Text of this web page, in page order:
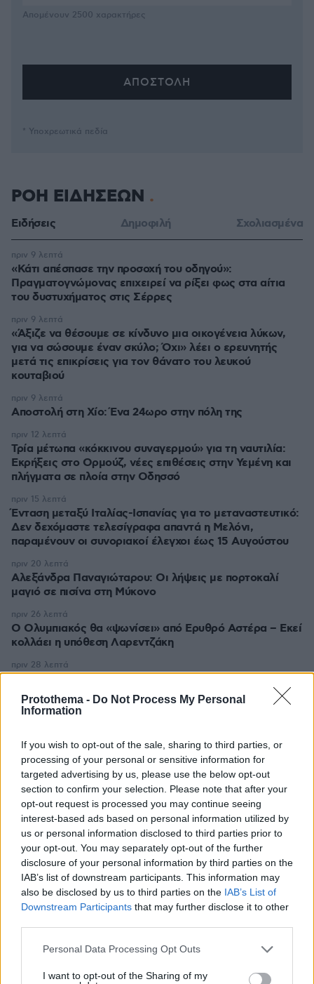
Protothema - Do Not Process My Personal
Information
If you wish to opt-out of the sale, sharing to third parties, or
processing of your personal or sensitive information for
targeted advertising by us, please use the below opt-out
section to confirm your selection. Please note that after your
opt-out request is processed you may continue seeing
interest-based ads based on personal information utilized by
us or personal information disclosed to third parties prior to
your opt-out. You may separately opt-out of the further
disclosure of your personal information by third parties on the
IAB’s list of downstream participants. This information may
also be disclosed by us to third parties on the IAB’s List of
Downstream Participants that may further disclose it to other
Please note that this website/app uses one or more Google
not limited to your visit or usage behaviour. You may click to
Personal Data Processing Opt Outs
I want to opt-out of the Sharing of my
Απομένουν 2500 χαρακτήρες
* Υποχρεωτικά πεδία
ΡΟΗ ΕΙΔΗΣΕΩΝ
Ειδήσεις Δημοφιλή Σχολιασμένα
«Κάτι απέσπασε την προσοχή του οδηγού»:
Πραγματογνώμονας επιχειρεί να ρίξει φως στα αίτια
του δυστυχήματος στις Σέρρες
πριν 9 λεπτά
«Άξιζε να θέσουμε σε κίνδυνο μια οικογένεια λύκων,
για να σώσουμε έναν σκύλο; Όχι» λέει ο ερευνητής
μετά τις επικρίσεις για τον θάνατο του λευκού
κουταβιού
πριν 9 λεπτά
Αποστολή στη Χίο: Ένα 24ωρο στην πόλη της
πριν 9 λεπτά
Τρία μέτωπα «κόκκινου συναγερμού» για τη ναυτιλία:
Εκρήξεις στο Ορμούζ, νέες επιθέσεις στην Υεμένη και
πλήγματα σε πλοία στην Οδησσό
πριν 12 λεπτά
Ένταση μεταξύ Ιταλίας-Ισπανίας για το μεταναστευτικό:
Δεν δεχόμαστε τελεσίγραφα απαντά η Μελόνι,
παραμένουν οι συνοριακοί έλεγχοι έως 15 Αυγούστου
πριν 15 λεπτά
Αλεξάνδρα Παναγιώταρου: Οι λήψεις με πορτοκαλί
μαγιό σε πισίνα στη Μύκονο
πριν 20 λεπτά
Ο Ολυμπιακός θα «ψωνίσει» από Ερυθρό Αστέρα – Εκεί
κολλάει η υπόθεση Λαρεντζάκη
πριν 26 λεπτά
Τραμπ στο υπουργείο Δικαιοσύνης
πριν 28 λεπτά
με την Γκοφ στο Τορόντο
πριν 29 λεπτά
Καρκίνος παχέος εντέρου: Το απλό τεστ που συνδέθηκε
με 50% λιγότερους θανάτους – Το παράδειγμα της
Ισπανίας
πριν 32 λεπτά
ΔΕΙΤΕ ΟΛΕΣ ΤΙΣ ΕΙΔΗΣΕΙΣ
ΤΑ ΠΙΟ ΔΗΜΟΦΙΛΗ